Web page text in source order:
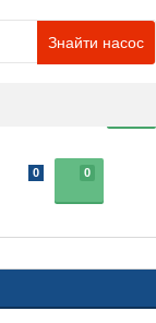
Знайти насос
0
0